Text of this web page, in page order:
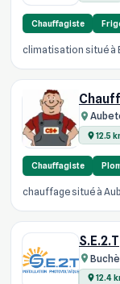
Chauffagiste
climatisation situé à
12.5
Chauffagiste
chauffage situé à
S.E.2.T
12.4